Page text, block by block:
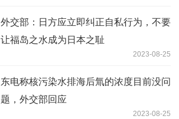
外交部：日方应立即纠正自私行为，不要
让福岛之水成为日本之耻
2023-08-25
东电称核污染水排海后氚的浓度目前没问
题，外交部回应
2023-08-25